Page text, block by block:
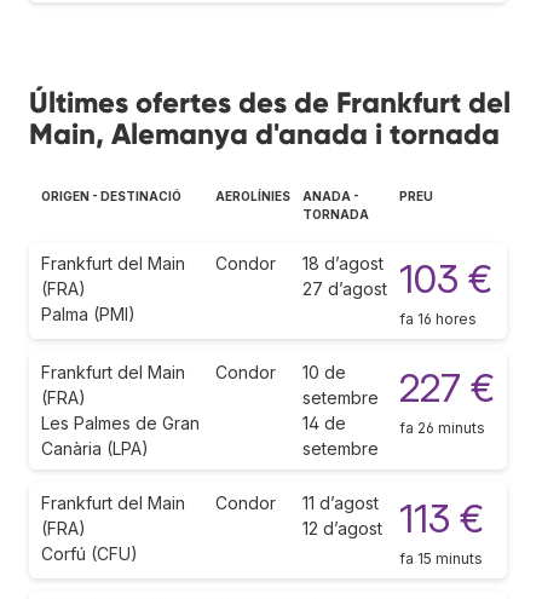
Últimes ofertes des de Frankfurt del
Main, Alemanya d'anada i tornada
ORIGEN - DESTINACIÓ AEROLÍNIES
ANADA -
TORNADA
PREU
Frankfurt del Main
(FRA)
Palma (PMI)
Condor
18 d’agost
27 d’agost
103 €
fa 16 hores
Frankfurt del Main
(FRA)
Les Palmes de Gran
Canària (LPA)
Condor
10 de
setembre
14 de
setembre
227 €
fa 26 minuts
Frankfurt del Main
(FRA)
Corfú (CFU)
Condor
11 d’agost
12 d’agost
113 €
fa 15 minuts